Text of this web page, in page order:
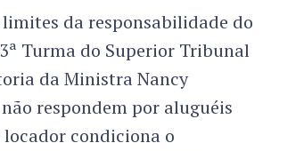
da responsabilidade do
Turma do Superior Tribunal
da Ministra Nancy
respondem por aluguéis
condiciona o